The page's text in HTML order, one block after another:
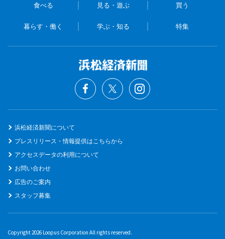
食べる 見る・遊ぶ 買う
暮らす・働く 学ぶ・知る 特集
浜松経済新聞について
プレスリリース・情報提供はこちらから
アクセスデータの利用について
お問い合わせ
広告のご案内
スタッフ募集
Copyright 2026 Loopus Corporation All rights reserved.